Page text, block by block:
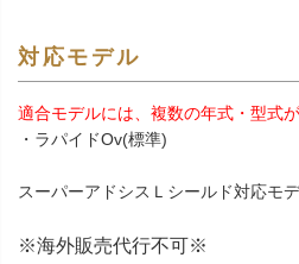
対応モデル
適合モデルには、複数の年式・型式
・ラパイドOv(標準)
スーパーアドシスＬシールド対応モ
※海外販売代行不可※